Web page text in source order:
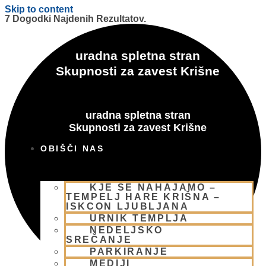
Skip to content
uradna spletna stran
Skupnosti za zavest Krišne
uradna spletna stran
Skupnosti za zavest Krišne
OBIŠČI NAS
KJE SE NAHAJAMO –
TEMPELJ HARE KRIŠNA –
ISKCON LJUBLJANA
URNIK TEMPLJA
NEDELJSKO
SREČANJE
PARKIRANJE
MEDIJI
7 Dogodki Najdenih Rezultatov.